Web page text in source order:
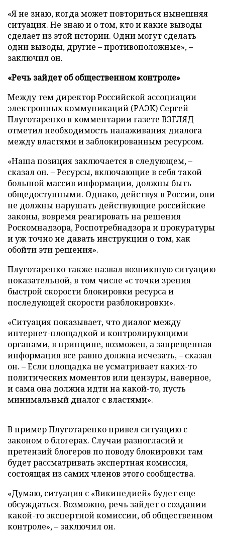
«Я не знаю, когда может повториться нынешняя
ситуация. Не знаю и о том, кто и какие выводы
сделает из этой истории. Одни могут сделать
одни выводы, другие – противоположные», –
заключил он.
«Речь зайдет об общественном контроле»
Между тем директор Российской ассоциации
электронных коммуникаций (РАЭК) Сергей
Плуготаренко в комментарии газете ВЗГЛЯД
отметил необходимость налаживания диалога
между властями и заблокированным ресурсом.
«Наша позиция заключается в следующем, –
сказал он. – Ресурсы, включающие в себя такой
большой массив информации, должны быть
общедоступными. Однако, действуя в России, они
не должны нарушать действующие российские
законы, вовремя реагировать на решения
Роскомнадзора, Роспотребнадзора и прокуратуры
и уж точно не давать инструкции о том, как
обойти эти решения».
Плуготаренко также назвал возникшую ситуацию
показательной, в том числе «с точки зрения
быстрой скорости блокировки ресурса и
последующей скорости разблокировки».
«Ситуация показывает, что диалог между
интернет-площадкой и контролирующими
органами, в принципе, возможен, а запрещенная
информация все равно должна исчезать, – сказал
он. – Если площадка не усматривает каких-то
политических моментов или цензуры, наверное,
и сама она должна идти на какой-то, пусть
минимальный диалог с властями».
В пример Плуготаренко привел ситуацию с
законом о блогерах. Случаи разногласий и
претензий блогеров по поводу блокировки там
будет рассматривать экспертная комиссия,
состоящая из самих членов этого сообщества.
«Думаю, ситуация с «Википедией» будет еще
обсуждаться. Возможно, речь зайдет о создании
какой-то экспертной комиссии, об общественном
контроле», – заключил он.